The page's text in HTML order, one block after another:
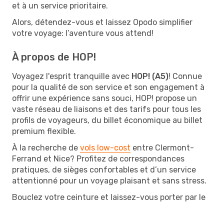
et à un service prioritaire.
Alors, détendez-vous et laissez Opodo simplifier
votre voyage: l’aventure vous attend!
À propos de HOP!
Voyagez l'esprit tranquille avec HOP! (A5)! Connue
pour la qualité de son service et son engagement à
offrir une expérience sans souci, HOP! propose un
vaste réseau de liaisons et des tarifs pour tous les
profils de voyageurs, du billet économique au billet
premium flexible.
À la recherche de vols low-cost entre Clermont-
Ferrand et Nice? Profitez de correspondances
pratiques, de sièges confortables et d’un service
attentionné pour un voyage plaisant et sans stress.
Bouclez votre ceinture et laissez-vous porter par le